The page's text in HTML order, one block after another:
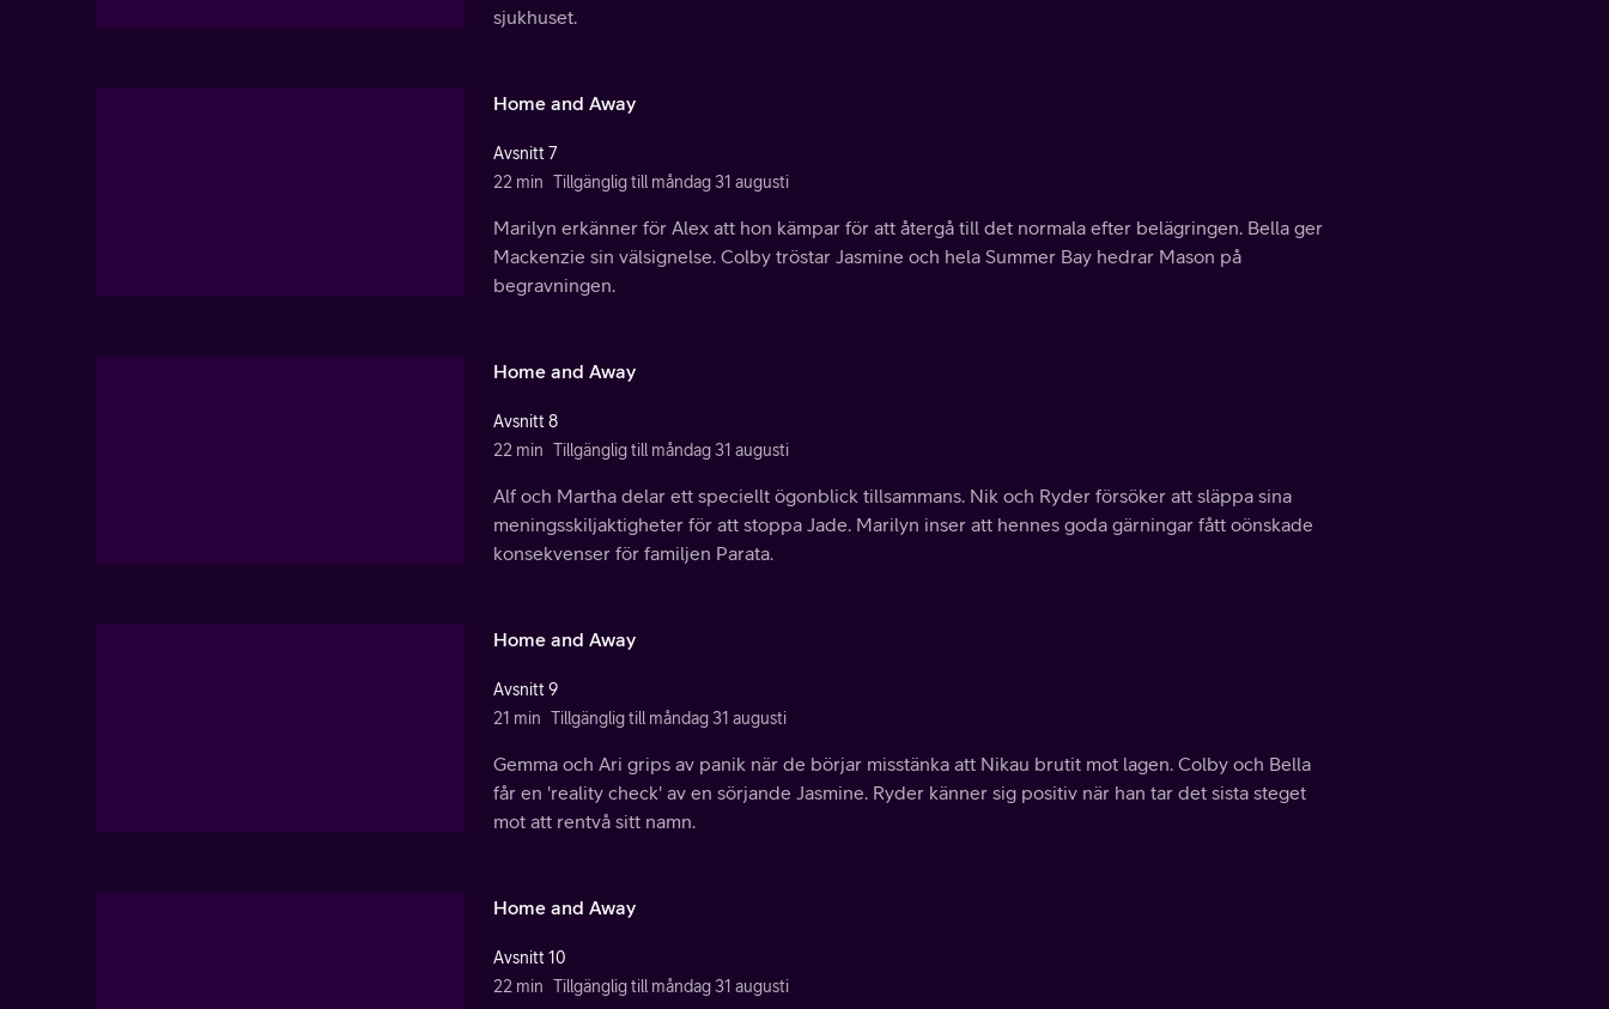
sjukhuset.
Home and Away
Avsnitt 7
22 min Tillgänglig till måndag 31 augusti
Marilyn erkänner för Alex att hon kämpar för att återgå till det normala efter belägringen. Bella ger
Mackenzie sin välsignelse. Colby tröstar Jasmine och hela Summer Bay hedrar Mason på
begravningen.
Home and Away
Avsnitt 8
22 min Tillgänglig till måndag 31 augusti
Alf och Martha delar ett speciellt ögonblick tillsammans. Nik och Ryder försöker att släppa sina
meningsskiljaktigheter för att stoppa Jade. Marilyn inser att hennes goda gärningar fått oönskade
konsekvenser för familjen Parata.
Home and Away
Avsnitt 9
21 min Tillgänglig till måndag 31 augusti
Gemma och Ari grips av panik när de börjar misstänka att Nikau brutit mot lagen. Colby och Bella
får en 'reality check' av en sörjande Jasmine. Ryder känner sig positiv när han tar det sista steget
mot att rentvå sitt namn.
Home and Away
Avsnitt 10
22 min Tillgänglig till måndag 31 augusti